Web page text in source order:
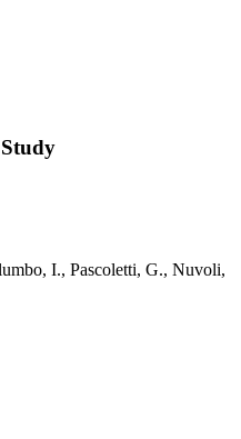
I., Pascoletti, G., Nuvoli,